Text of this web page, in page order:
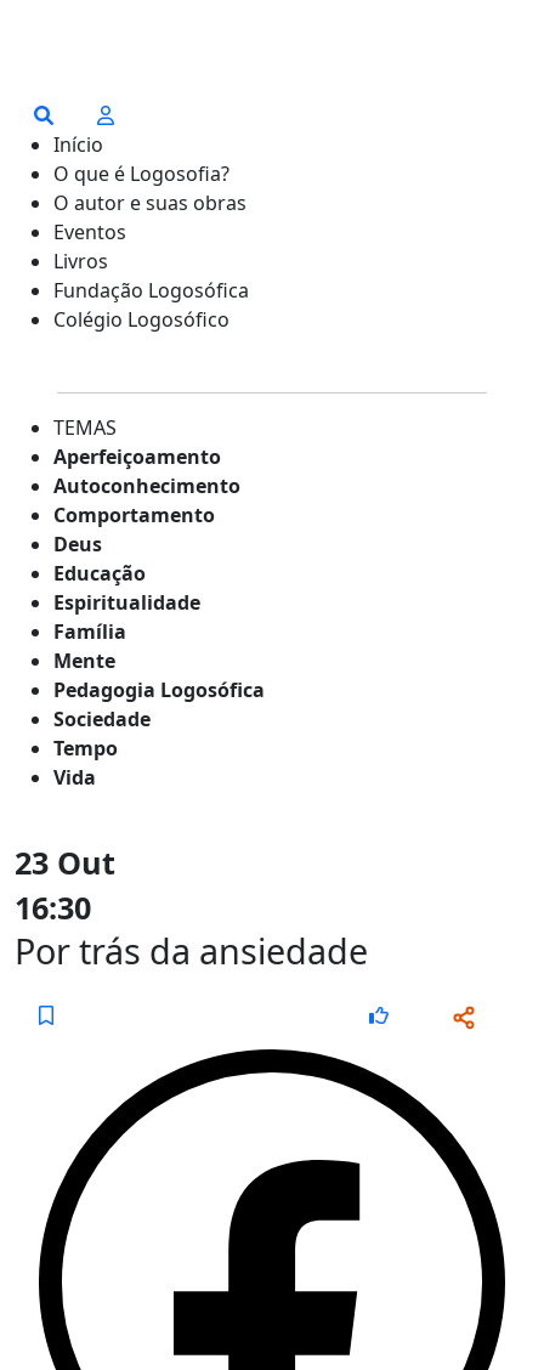
Início
O que é Logosofia?
O autor e suas obras
Eventos
Livros
Fundação Logosófica
Colégio Logosófico
TEMAS
Aperfeiçoamento
Autoconhecimento
Comportamento
Deus
Educação
Espiritualidade
Família
Mente
Pedagogia Logosófica
Sociedade
Tempo
Vida
23 Out
16:30
Por trás da ansiedade